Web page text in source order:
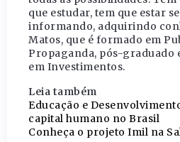
que estudar, tem que estar
informando, adquirindo
Matos, que é formado em
Propaganda, pós-graduado
em Investimentos.
Leia também
Educação e
capital humano no Brasil
Conheça o projeto Imil na